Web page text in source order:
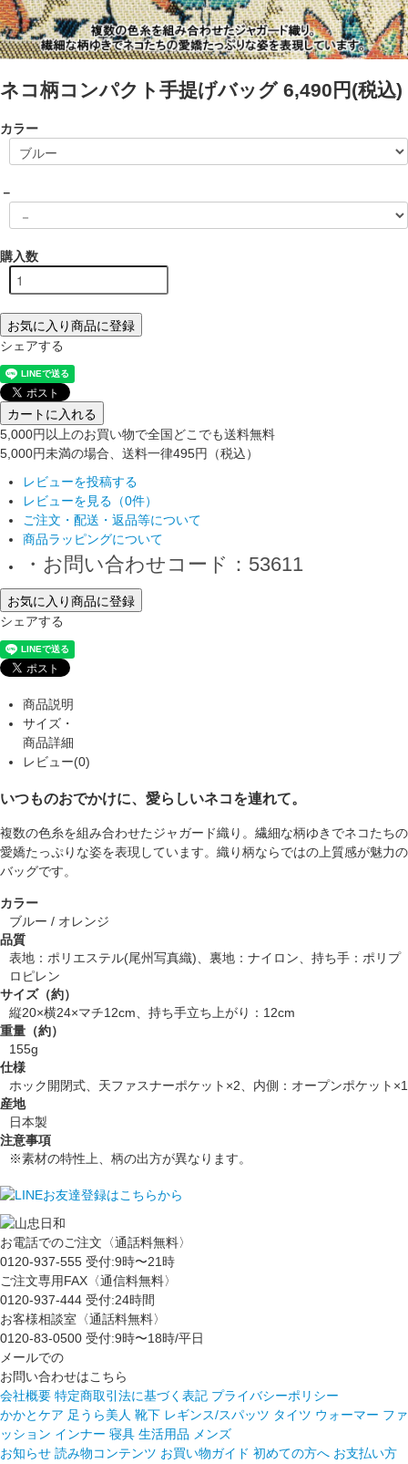
ネコ柄コンパクト手提げバッグ 6,490円(税込)
カラー
－
購入数
お気に入り商品に登録
シェアする
カートに入れる
5,000円以上のお買い物で全国どこでも送料無料
5,000円未満の場合、送料一律495円（税込）
レビューを投稿する
レビューを見る（0件）
ご注文・配送・返品等について
商品ラッピングについて
・お問い合わせコード：53611
お気に入り商品に登録
シェアする
商品説明
サイズ・
商品詳細
レビュー(0)
いつものおでかけに、愛らしいネコを連れて。
複数の色糸を組み合わせたジャガード織り。繊細な柄ゆきでネコたちの
愛嬌たっぷりな姿を表現しています。織り柄ならではの上質感が魅力の
バッグです。
カラー
ブルー / オレンジ
品質
表地：ポリエステル(尾州写真織)、裏地：ナイロン、持ち手：ポリプ
ロピレン
サイズ（約）
縦20×横24×マチ12cm、持ち手立ち上がり：12cm
重量（約）
155g
仕様
ホック開閉式、天ファスナーポケット×2、内側：オープンポケット×1
産地
日本製
注意事項
※素材の特性上、柄の出方が異なります。
お電話でのご注文〈通話料無料〉
0120-937-555 受付:9時〜21時
ご注文専用FAX〈通信料無料〉
0120-937-444 受付:24時間
お客様相談室〈通話料無料〉
0120-83-0500 受付:9時〜18時/平日
メールでの
お問い合わせはこちら
会社概要 特定商取引法に基づく表記 プライバシーポリシー
かかとケア 足うら美人 靴下 レギンス/スパッツ タイツ ウォーマー ファ
ッション インナー 寝具 生活用品 メンズ
お知らせ 読み物コンテンツ お買い物ガイド 初めての方へ お支払い方